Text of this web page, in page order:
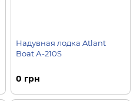
Надувная лодка Atlant
Boat А-210S
0 грн